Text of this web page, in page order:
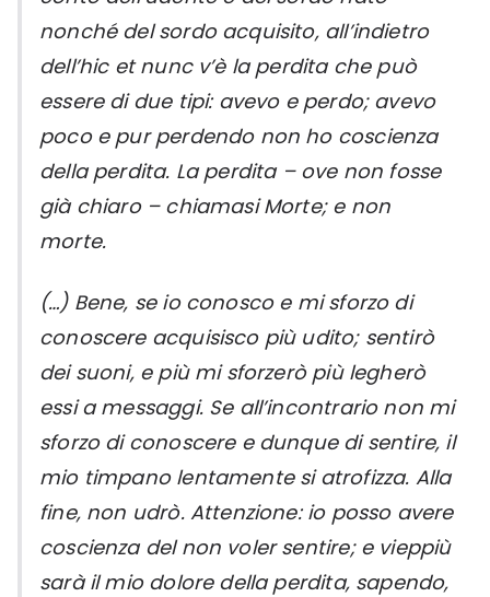
nonché del sordo acquisito, all’indietro
dell’hic et nunc v’è la perdita che può
essere di due tipi: avevo e perdo; avevo
poco e pur perdendo non ho coscienza
della perdita. La perdita – ove non fosse
già chiaro – chiamasi Morte; e non
morte.
(…) Bene, se io conosco e mi sforzo di
conoscere acquisisco più udito; sentirò
dei suoni, e più mi sforzerò più legherò
essi a messaggi. Se all’incontrario non mi
sforzo di conoscere e dunque di sentire, il
mio timpano lentamente si atrofizza. Alla
fine, non udrò. Attenzione: io posso avere
coscienza del non voler sentire; e vieppiù
sarà il mio dolore della perdita, sapendo,